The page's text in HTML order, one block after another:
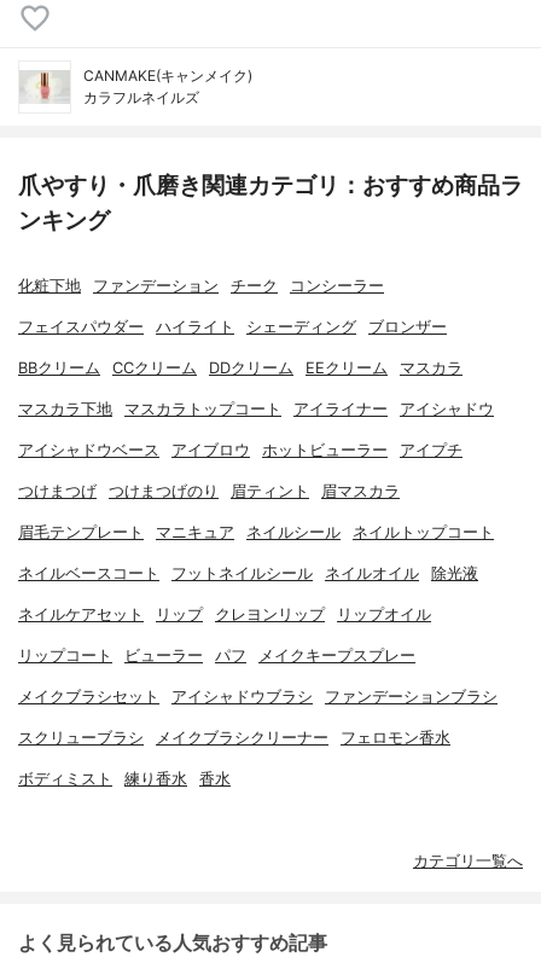
CANMAKE(キャンメイク)
カラフルネイルズ
爪やすり・爪磨き関連カテゴリ：おすすめ商品ラ
ンキング
化粧下地 ファンデーション チーク コンシーラー
フェイスパウダー ハイライト シェーディング ブロンザー
BBクリーム CCクリーム DDクリーム EEクリーム マスカラ
マスカラ下地 マスカラトップコート アイライナー アイシャドウ
アイシャドウベース アイブロウ ホットビューラー アイプチ
つけまつげ つけまつげのり 眉ティント 眉マスカラ
眉毛テンプレート マニキュア ネイルシール ネイルトップコート
ネイルベースコート フットネイルシール ネイルオイル 除光液
ネイルケアセット リップ クレヨンリップ リップオイル
リップコート ビューラー パフ メイクキープスプレー
メイクブラシセット アイシャドウブラシ ファンデーションブラシ
スクリューブラシ メイクブラシクリーナー フェロモン香水
ボディミスト 練り香水 香水
カテゴリ一覧へ
よく見られている人気おすすめ記事